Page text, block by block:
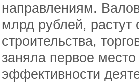
направлениям.
млрд рублей,
строительства,
заняла первое
эффективности